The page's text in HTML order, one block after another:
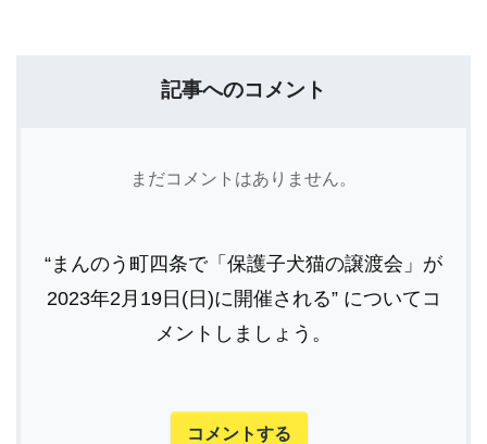
記事へのコメント
まだコメントはありません。
“まんのう町四条で「保護子犬猫の譲渡会」が
2023年2月19日(日)に開催される” についてコ
メントしましょう。
コメントする